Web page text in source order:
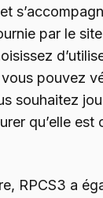
par le
pouvez
souhaitez
qu’elle est
RPCS3 a